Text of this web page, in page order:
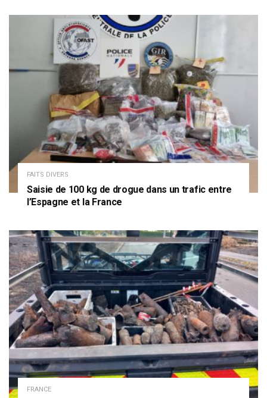
FAITS DIVERS
Saisie de 100 kg de drogue dans un trafic entre
l’Espagne et la France
FRANCE